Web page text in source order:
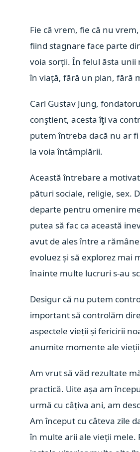
Fie că vrem, fie că nu
fiind stagnare face parte
voia sorții. În felul ăsta
în viață, fără un plan, fără
Carl Gustav Jung,
conştient, acesta îţi va
putem întreba dacă nu ar
la voia întâmplării.
Această întrebare a
pături sociale, religie, sex.
departe pentru omenire
putea să fac ca această
avut de ales între a
evoluez și să explorez mai
înainte multe lucruri s-au
Desigur că nu putem
important să controlăm
aspectele vieții și fericirii
anumite momente ale
Am vrut să văd rezultate
practică. Uite așa am
urmă cu câțiva ani, am
Am început cu câteva zile
în multe arii ale vieții mele.